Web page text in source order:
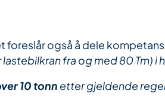
også å dele
fra og med 80 Tm) i
10 tonn etter gjeldende